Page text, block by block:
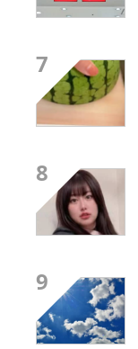
7
8
9